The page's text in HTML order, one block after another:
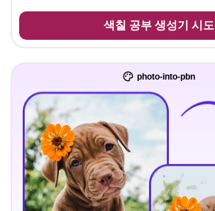
색칠 공부 생성기 시도
photo-into-pbn